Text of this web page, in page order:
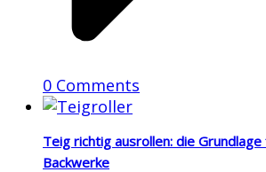
0 Comments
Teig richtig ausrollen: die
Backwerke